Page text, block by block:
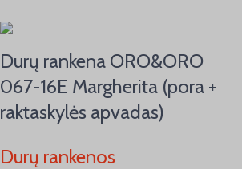
Durų rankena ORO&ORO
067-16E Margherita (pora +
raktaskylės apvadas)
Durų rankenos